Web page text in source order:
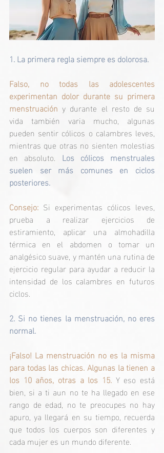
1. La primera regla siempre es dolorosa.
Falso, no todas las adolescentes
experimentan dolor durante su primera
menstruación y durante el resto de su
vida también varia mucho, algunas
pueden sentir cólicos o calambres leves,
mientras que otras no sienten molestias
en absoluto. Los cólicos menstruales
suelen ser más comunes en ciclos
posteriores.
Consejo: Si experimentas cólicos leves,
prueba a realizar ejercicios de
estiramiento, aplicar una almohadilla
térmica en el abdomen o tomar un
analgésico suave, y mantén una rutina de
ejercicio regular para ayudar a reducir la
intensidad de los calambres en futuros
ciclos.
2. Si no tienes la menstruación, no eres
normal.
¡Falso! La menstruación no es la misma
para todas las chicas. Algunas la tienen a
los 10 años, otras a los 15. Y eso está
bien, si a ti aun no te ha llegado en ese
rango de edad, no te preocupes no hay
apuro, ya llegará en su tiempo, recuerda
que todos los cuerpos son diferentes y
cada mujer es un mundo diferente.